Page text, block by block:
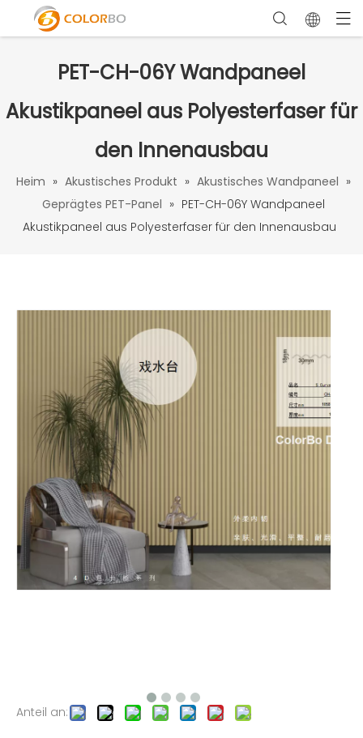
PET-CH-06Y Wandpaneel
Akustikpaneel aus Polyesterfaser für
den Innenausbau
Heim » Akustisches Produkt » Akustisches Wandpaneel »
Geprägtes PET-Panel » PET-CH-06Y Wandpaneel
Akustikpaneel aus Polyesterfaser für den Innenausbau
Anteil an: